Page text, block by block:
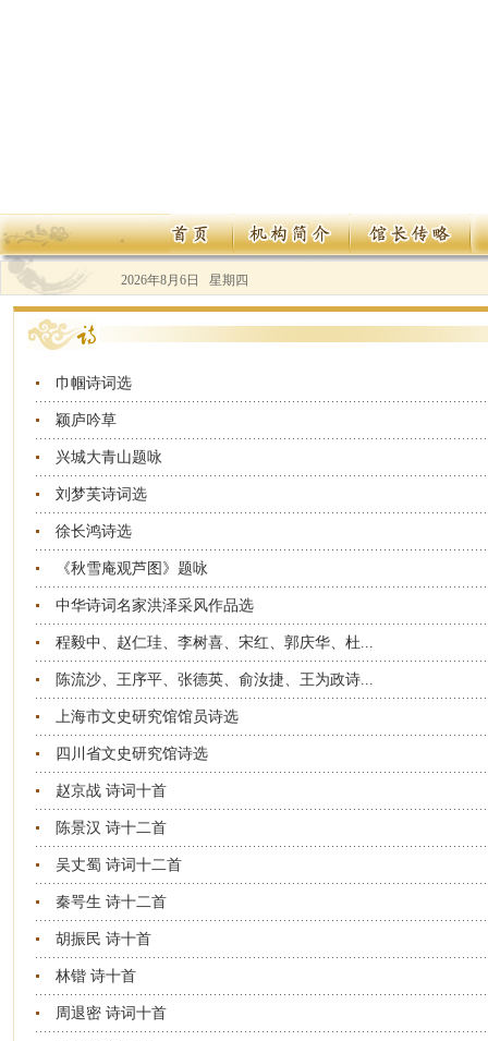
2026年8月6日 星期四
巾帼诗词选
颖庐吟草
兴城大青山题咏
刘梦芙诗词选
徐长鸿诗选
《秋雪庵观芦图》题咏
中华诗词名家洪泽采风作品选
程毅中、赵仁珪、李树喜、宋红、郭庆华、杜...
陈流沙、王序平、张德英、俞汝捷、王为政诗...
上海市文史研究馆馆员诗选
四川省文史研究馆诗选
赵京战 诗词十首
陈景汉 诗十二首
吴丈蜀 诗词十二首
秦咢生 诗十二首
胡振民 诗十首
林锴 诗十首
周退密 诗词十首